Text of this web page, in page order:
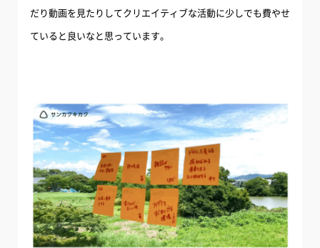
だり動画を見たりしてクリエイティブな活動に少しでも費やせ
ていると良いなと思っています。